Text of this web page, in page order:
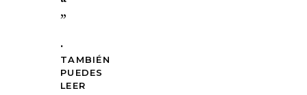
”
.
TAMBIÉN
PUEDES
LEER